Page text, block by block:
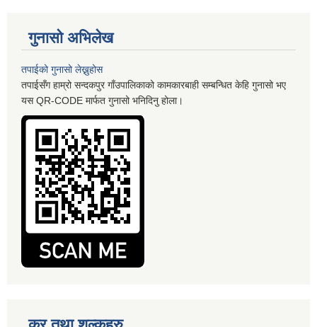
गुनासो अभिलेख
तपाईको गुनासो लेख्नुहोस
तपाईसँग हाम्रो सन्दकपुर गाँउपालिकाको कामकारबाही सम्बन्धित केहि गुनासो भए
यस QR-CODE मार्फत गुनासो भनिदिनु होला।